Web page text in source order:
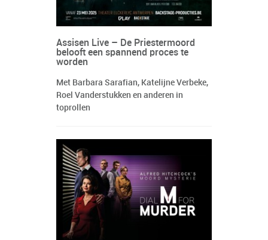
Assisen Live – De Priestermoord
belooft een spannend proces te
worden
Met Barbara Sarafian, Katelijne Verbeke,
Roel Vanderstukken en anderen in
toprollen